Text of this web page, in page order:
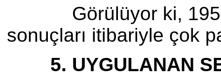
Görülüyor ki,
sonuçları itibariyle çok
5. UYGULANAN